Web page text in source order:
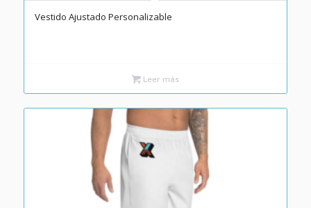
Vestido Ajustado Personalizable
Leer más